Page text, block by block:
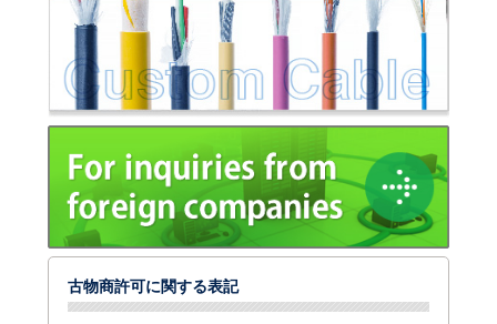
古物商許可に関する表記